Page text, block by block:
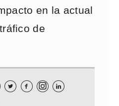
en la actual
de
  